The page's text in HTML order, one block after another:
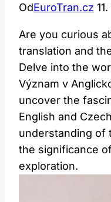
OdEuroTran.cz
Are you curious
translation and
Delve into the
Význam v
uncover the
English ⁣and
understanding of
the significance⁤
exploration.